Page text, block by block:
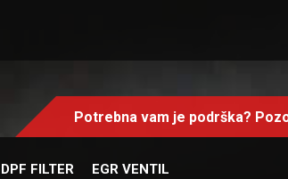
Potrebna vam je podrška?
DPF FILTER EGR VENTIL